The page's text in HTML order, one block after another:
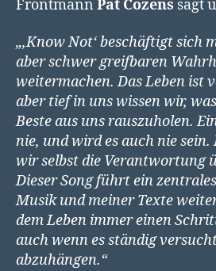
Frontmann Pat Cozens sagt
„‚Know Not‘ beschäftigt sich
aber schwer greifbaren
weitermachen. Das Leben ist
aber tief in uns wissen wir,
Beste aus uns rauszuholen.
nie, und wird es auch nie sein.
wir selbst die Verantwortung
Dieser Song führt ein
Musik und meiner Texte
dem Leben immer einen
auch wenn es ständig
abzuhängen.“